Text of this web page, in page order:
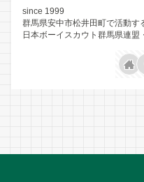
since 1999
群馬県安中市松井田町で活動す
日本ボーイスカウト群馬県連盟